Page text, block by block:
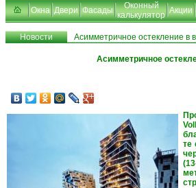
Окна Двери Фасады
Оконный
калькулятор Акции
Новости Асимметричное остекление в
Асимметричное
те